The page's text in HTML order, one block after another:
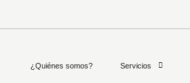
¿Quiénes somos? Servicios